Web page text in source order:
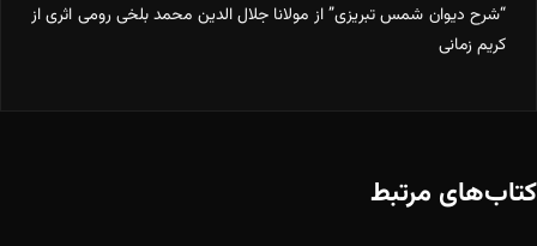
“شرح دیوان شمس تبریزی” از مولانا جلال الدین محمد بلخی رومی اثری از
کریم زمانی
کتاب‌های مرتبط